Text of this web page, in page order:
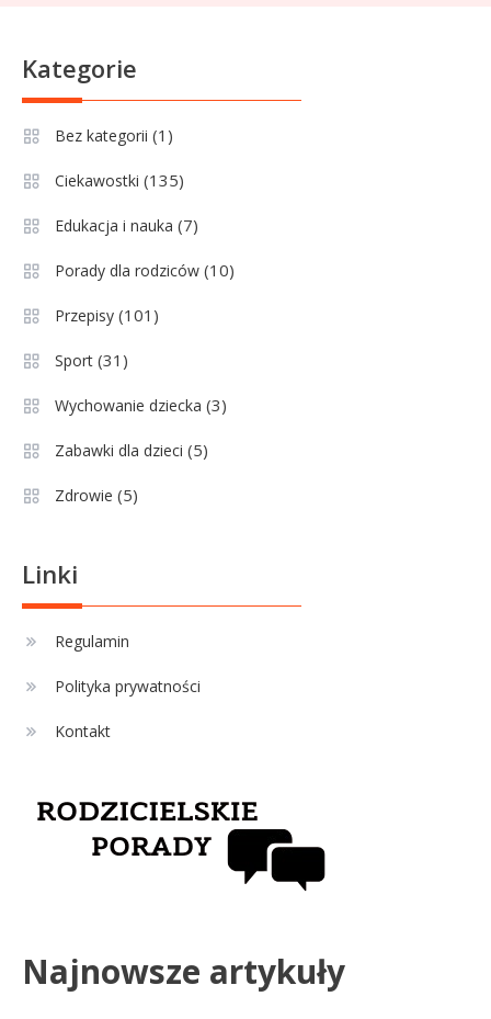
6
historyczne dane
1 Wychowanie dziecka
Jak pomóc dziecku przygotować
dobre rozwiązanie dla
maturzysty?
Jagiellonia Białystok rankingi w
4 Sport
strzelców Primera División
Kategorie
Bez kategorii (1)
Ciekawostki (135)
Edukacja i nauka (7)
Porady dla rodziców (10)
Przepisy (101)
Sport (31)
Wychowanie dziecka (3)
Zabawki dla dzieci (5)
Zdrowie (5)
Linki
Regulamin
Polityka prywatności
Kontakt
Najnowsze artykuły